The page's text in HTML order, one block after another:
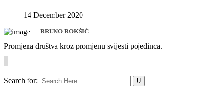
14 December 2020
BRUNO BOKŠIĆ
Promjena društva kroz promjenu svijesti pojedinca.
Search for: